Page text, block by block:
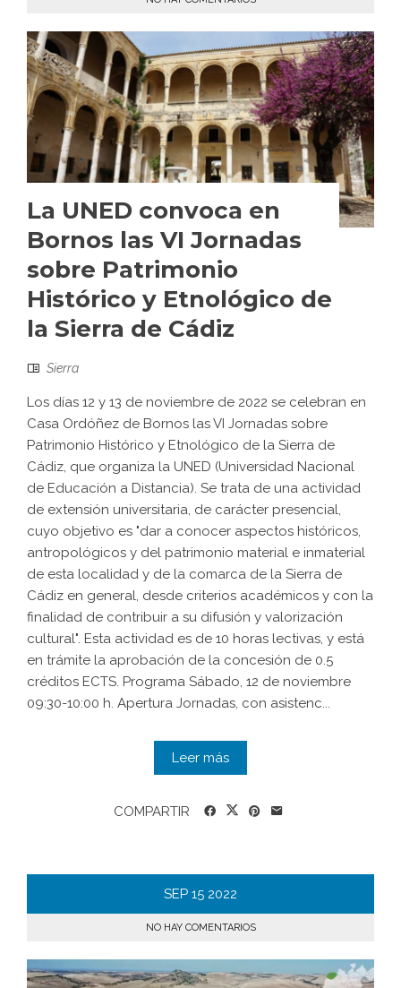
La UNED convoca en
Bornos las VI Jornadas
sobre Patrimonio
Histórico y Etnológico de
la Sierra de Cádiz
Sierra
Los días 12 y 13 de noviembre de 2022 se celebran en
Casa Ordóñez de Bornos las VI Jornadas sobre
Patrimonio Histórico y Etnológico de la Sierra de
Cádiz, que organiza la UNED (Universidad Nacional
de Educación a Distancia). Se trata de una actividad
de extensión universitaria, de carácter presencial,
cuyo objetivo es "dar a conocer aspectos históricos,
antropológicos y del patrimonio material e inmaterial
de esta localidad y de la comarca de la Sierra de
Cádiz en general, desde criterios académicos y con la
finalidad de contribuir a su difusión y valorización
cultural". Esta actividad es de 10 horas lectivas, y está
en trámite la aprobación de la concesión de 0.5
créditos ECTS. Programa Sábado, 12 de noviembre
09:30-10:00 h. Apertura Jornadas, con asistenc...
Leer más
COMPARTIR
SEP 15 2022
NO HAY COMENTARIOS